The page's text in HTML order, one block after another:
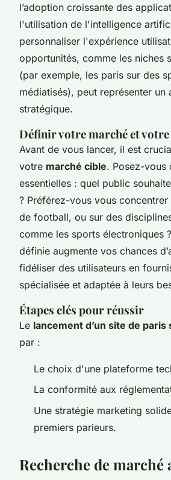
l’adoption croissante des
l'utilisation de l'intelligence
personnaliser l'expérience
opportunités, comme les niches
(par exemple, les paris sur des
médiatisés), peut représenter un
stratégique.
Définir votre marché et
Avant de vous lancer, il est
votre marché cible. Posez-vous
essentielles : quel public
? Préférez-vous vous concentrer
de football, ou sur des
comme les sports électroniques
définie augmente vos chances
fidéliser des utilisateurs en
spécialisée et adaptée à leurs
Étapes clés pour réussir
Le lancement d’un site de
par :
Le choix d'une plateforme
La conformité aux
Une stratégie marketing
premiers parieurs.
Recherche de